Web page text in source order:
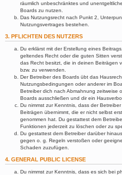
räumlich unbeschränktes und
Boards zu nutzen.
Das Nutzungsrecht nach Punkt 2,
Nutzungsvertrages bestehen.
3. PFLICHTEN DES NUTZERS
Du erklärst mit der Erstellung eines
geltendes Recht oder die guten Sitten
das Recht besitzt, die in deinen Beiträgen
bzw. zu verwenden.
Der Betreiber des Boards übt das
Nutzungsbedingungen oder anderer im
Betreiber dich nach Abmahnung zeitweise
Boards ausschließen und dir ein
Du nimmst zur Kenntnis, dass der
Beiträgen übernimmt, die er nicht selbst
genommen hat. Du gestattest dem
Funktionen jederzeit zu löschen oder zu
Du gestattest dem Betreiber darüber
gegen o. g. Regeln verstoßen oder
Schaden zuzufügen.
4. GENERAL PUBLIC LICENSE
Du nimmst zur Kenntnis, dass es sich bei